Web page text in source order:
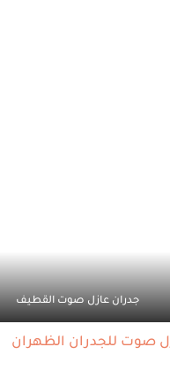
جدران عازل صوت القطيف